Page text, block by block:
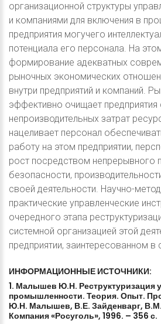
организационной структуры
и компаниями для включения в
предприятия могучего
потенциала его персонала. На
формирование адекватных
рыночных экономических
внутри предприятий и компаний.
эффективно очищает предприятия
непроизводительных затрат
нацеливает персонал
работу на этом предприятии,
рост посредством непрерывного
безопасности,
своей деятельности. Научно-
практические управленческие
очередного этапа
системной организацией этой
предприятии, заинтересованном в
ИНФОРМАЦИОННЫЕ ИСТОЧНИКИ:
1. Малышев Ю.Н. Реструктуризация
промышленности. Теория. Опыт.
Ю.Н. Малышев, В.Е. Зайденварг, В.М.
Компания«Росуголь», 1996. – 356 с.